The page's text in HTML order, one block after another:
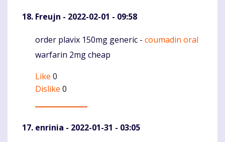
Freujn - 2022-02-01 - 09:58
Komentaras
order plavix 150mg generic - coumadin oral
warfarin 2mg cheap
Like 0
Dislike 0
enrinia - 2022-01-31 - 03:05